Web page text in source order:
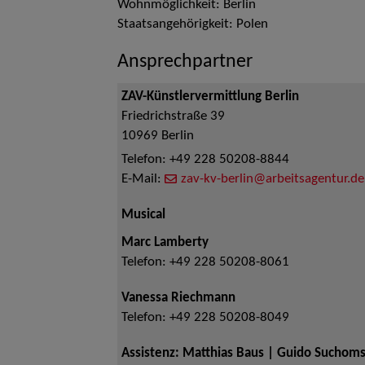
Wohnmöglichkeit: Berlin
Staatsangehörigkeit: Polen
Ansprechpartner
ZAV-Künstlervermittlung Berlin
Friedrichstraße 39
10969 Berlin
Telefon: +49 228 50208-8844
E-Mail:
zav-kv-berlin@arbeitsagentur.de
Musical
Marc Lamberty
Telefon: +49 228 50208-8061
Vanessa Riechmann
Telefon: +49 228 50208-8049
Assistenz: Matthias Baus | Guido